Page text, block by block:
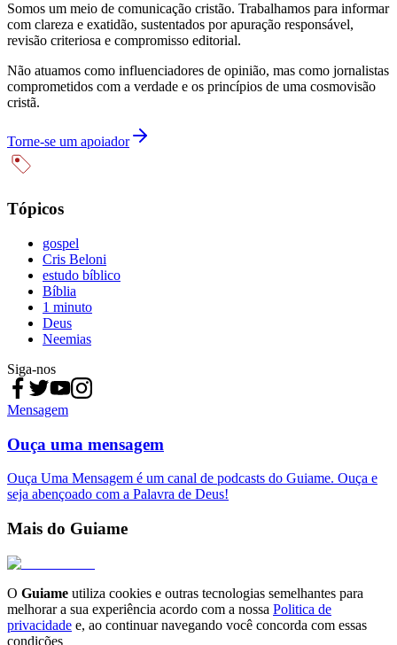
Somos um meio de comunicação cristão. Trabalhamos para informar
com clareza e exatidão, sustentados por apuração responsável,
revisão criteriosa e compromisso editorial.
Não atuamos como influenciadores de opinião, mas como jornalistas
comprometidos com a verdade e os princípios de uma cosmovisão
cristã.
Torne-se um apoiador
Tópicos
gospel
Cris Beloni
estudo bíblico
Bíblia
1 minuto
Deus
Neemias
Siga-nos
Mensagem
Ouça uma mensagem
Ouça Uma Mensagem é um canal de podcasts do Guiame. Ouça e
seja abençoado com a Palavra de Deus!
Mais do Guiame
O Guiame utiliza cookies e outras tecnologias semelhantes para
melhorar a sua experiência acordo com a nossa Politica de
privacidade e, ao continuar navegando você concorda com essas
condições